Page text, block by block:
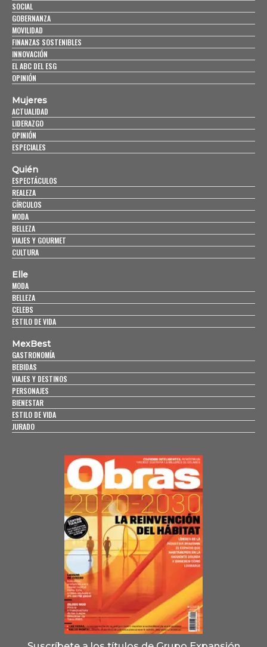
SOCIAL
GOBERNANZA
MOVILIDAD
FINANZAS SOSTENIBLES
INNOVACIÓN
EL ABC DEL ESG
OPINIÓN
Mujeres
ACTUALIDAD
LIDERAZGO
OPINIÓN
ESPECIALES
Quién
ESPECTÁCULOS
REALEZA
CÍRCULOS
MODA
BELLEZA
VIAJES Y GOURMET
CULTURA
Elle
MODA
BELLEZA
CELEBS
ESTILO DE VIDA
MexBest
GASTRONOMÍA
BEBIDAS
VIAJES Y DESTINOS
PERSONAJES
BIENESTAR
ESTILO DE VIDA
JURADO